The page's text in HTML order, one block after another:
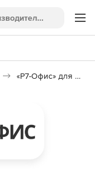
«Р7-Офис» для юридических лиц